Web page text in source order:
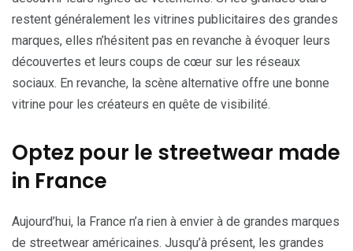
restent généralement les vitrines publicitaires des grandes
marques, elles n’hésitent pas en revanche à évoquer leurs
découvertes et leurs coups de cœur sur les réseaux
sociaux. En revanche, la scène alternative offre une bonne
vitrine pour les créateurs en quête de visibilité.
Optez pour le streetwear made
in France
Aujourd’hui, la France n’a rien à envier à de grandes marques
de streetwear américaines. Jusqu’à présent, les grandes